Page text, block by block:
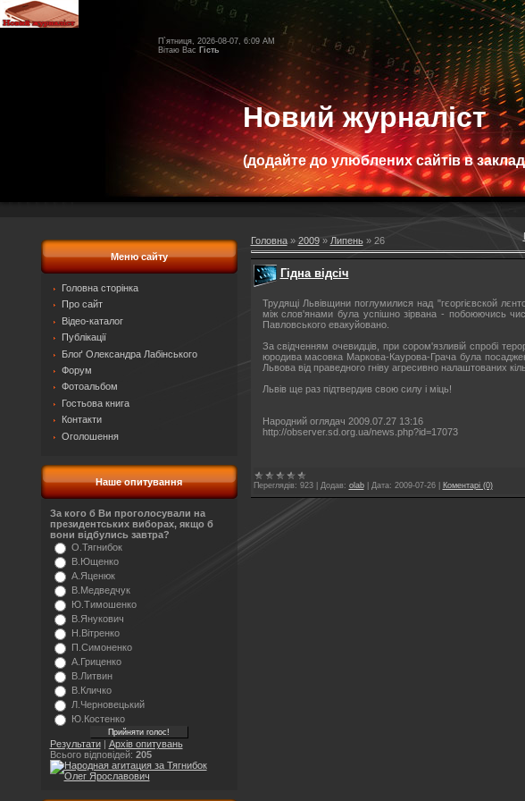
П`ятниця, 2026-08-07, 6:09 AM
Вітаю Вас Гість
Новий журналіст
(додайте до улюблених сайтів в
Меню сайту
Головна сторінка
Про сайт
Відео-каталог
Публікації
Блоґ Олександра Лабінського
Форум
Фотоальбом
Гостьова книга
Контакти
Оголошення
Наше опитування
За кого б Ви проголосували на
президентських виборах, якщо б
вони відбулись завтра?
О.Тягнибок
В.Ющенко
А.Яценюк
В.Медведчук
Ю.Тимошенко
В.Янукович
Н.Вітренко
П.Симоненко
А.Гриценко
В.Литвин
В.Кличко
Л.Черновецький
Ю.Костенко
Результати| Архів опитувань
Всього відповідей: 205
Головна» 2009 » Липень » 26
Гідна відсіч
Трудящі Львівщини поглумилися над "гєоргієвской
між слов'янами була успішно зірвана - побоюючись
Павловського евакуйовано.
За свідченням очевидців, при сором'язливій спробі
юродива масовка Маркова-Каурова-Грача була
Львова від праведного гніву агресивно налаштованих
Львів ще раз підтвердив свою силу і міць!
Народний оглядач 2009.07.27 13:16
http://observer.sd.org.ua/news.php?id=17073
Переглядів: 923 Додав: olab Дата: 2009-07-26 Коментарі (0)